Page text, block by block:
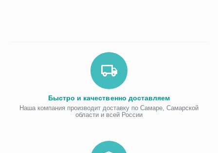
Быстро и качественно доставляем
Наша компания производит доставку по Самаре, Самарской
области и всей России